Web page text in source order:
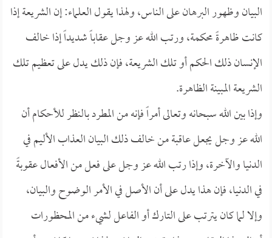
البيان وظهور البرهان على الناس، ولهذا يقول العلماء: إن الشريعة إذا
كانت ظاهرةً محكمة، ورتب الله عز وجل عقاباً شديداً إذا خالف
الإنسان ذلك الحكم أو تلك الشريعة، فإن ذلك يدل على تعظيم تلك
الشريعة المبينة الظاهرة.
وإذا بين الله سبحانه وتعالى أمراً فإنه من المطرد بالنظر للأحكام أن
الله عز وجل يجعل عاقبة من خالف ذلك البيان العذاب الأليم في
الدنيا والآخرة، وإذا رتب الله عز وجل على فعل من الأفعال عقوبةً
في الدنيا، فإن هذا يدل على أن الأصل في الأمر الوضوح والبيان،
وإلا لما كان يترتب على التارك أو الفاعل لشيء من المحظورات